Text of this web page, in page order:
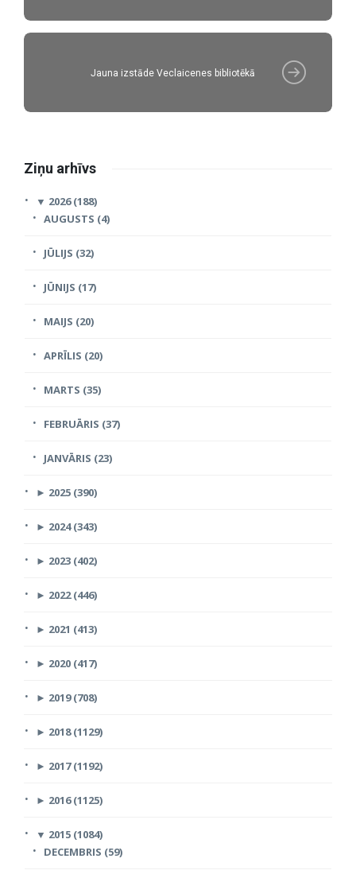
Jauna izstāde Veclaicenes bibliotēkā
Ziņu arhīvs
▼ 2026 (188)
AUGUSTS (4)
JŪLIJS (32)
JŪNIJS (17)
MAIJS (20)
APRĪLIS (20)
MARTS (35)
FEBRUĀRIS (37)
JANVĀRIS (23)
► 2025 (390)
► 2024 (343)
► 2023 (402)
► 2022 (446)
► 2021 (413)
► 2020 (417)
► 2019 (708)
► 2018 (1129)
► 2017 (1192)
► 2016 (1125)
▼ 2015 (1084)
DECEMBRIS (59)